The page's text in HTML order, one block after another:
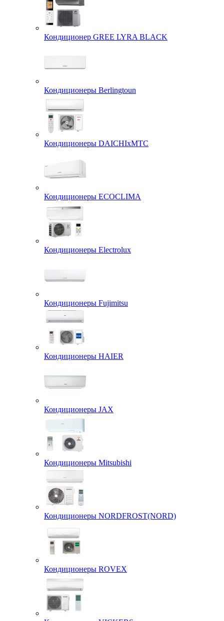
Кондиционер GREE LYRA BLACK
Кондиционеры Berlingtoun
Кондиционеры DAICHIxMTC
Кондиционеры ECOCLIMA
Кондиционеры Electrolux
Кондиционеры Fujimitsu
Кондиционеры HAIER
Кондиционеры JAX
Кондиционеры Mitsubishi
Кондиционеры NORDFROST(NORD)
Кондиционеры ROVEX